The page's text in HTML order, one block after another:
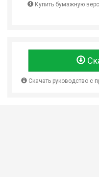
Купить бумажную
Скачать руководство с